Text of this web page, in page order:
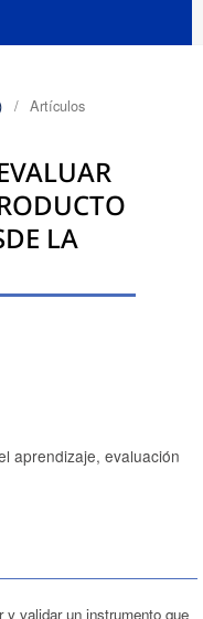
/ Artículos
LA
aprendizaje, evaluación
y validar un instrumento que